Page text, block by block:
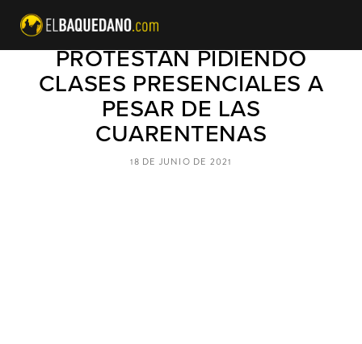
ORGANIZACIONES
PROTESTAN PIDIENDO
CLASES PRESENCIALES A
PESAR DE LAS
CUARENTENAS
18 DE JUNIO DE 2021